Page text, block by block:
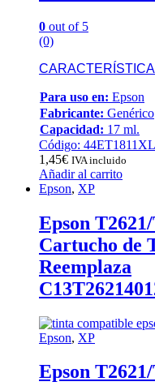
0 out of 5
(0)
Para uso en: Epson
Fabricante: Genérico
Capacidad: 17 ml.
Código:
1,45€ IVA incluido
Añadir al carrito
Epson, XP
Epson
Cartucho de
Reemplaza
Epson, XP
Epson